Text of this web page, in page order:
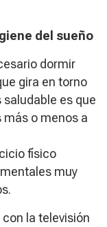
del sueño
dormir
gira en torno
saludable es que
o menos a
físico
muy
la televisión